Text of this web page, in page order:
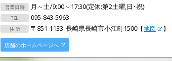
月～土/9:00～17:30(定休:第2土曜,日･祝)
095-843-5963
〒851-1133 長崎県長崎市小江町1500 【地図 】
店舗のホームページへ